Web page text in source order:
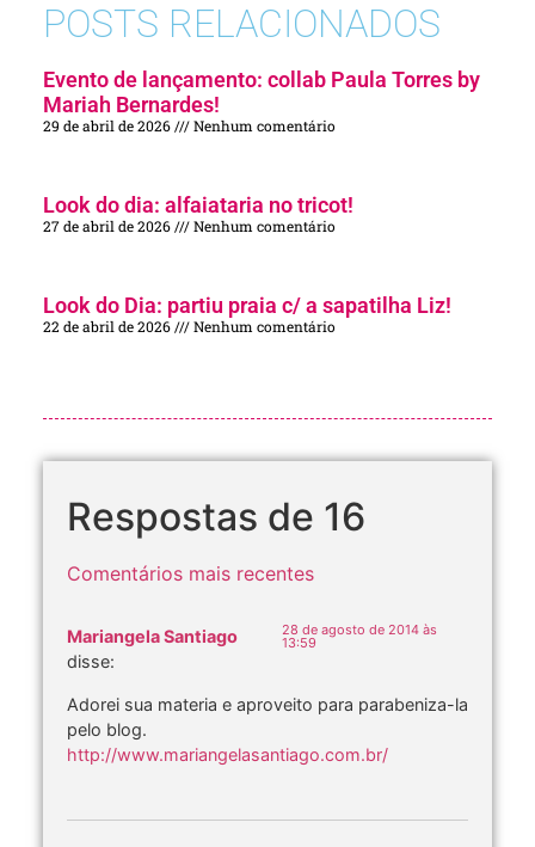
POSTS RELACIONADOS
Evento de lançamento: collab Paula Torres by
Mariah Bernardes!
29 de abril de 2026 Nenhum comentário
Look do dia: alfaiataria no tricot!
27 de abril de 2026 Nenhum comentário
Look do Dia: partiu praia c/ a sapatilha Liz!
22 de abril de 2026 Nenhum comentário
Respostas de 16
Comentários mais recentes
Mariangela Santiago
disse:
28 de agosto de 2014 às
13:59
Adorei sua materia e aproveito para parabeniza-la
pelo blog.
http://www.mariangelasantiago.com.br/